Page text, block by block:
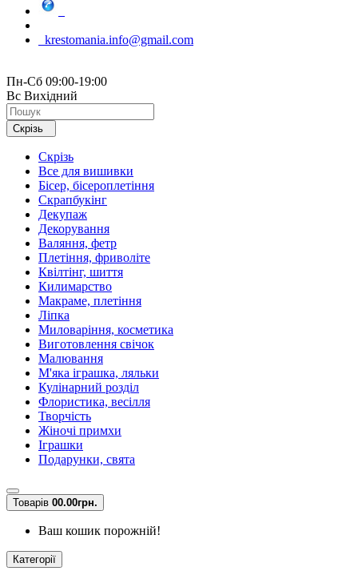
krestomania.info@gmail.com
Пн-Сб 09:00-19:00
Вс Вихідний
Скрізь
Скрізь
Все для вишивки
Бісер, бісероплетіння
Скрапбукінг
Декупаж
Декорування
Валяння, фетр
Плетіння, фриволіте
Квілтінг, шиття
Килимарство
Макраме, плетіння
Ліпка
Миловаріння, косметика
Виготовлення свічок
Малювання
М'яка іграшка, ляльки
Кулінарний розділ
Флористика, весілля
Творчість
Жіночі примхи
Іграшки
Подарунки, свята
Товарів 00.00грн.
Ваш кошик порожній!
Категорії